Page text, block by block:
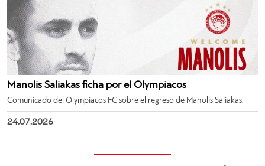
Manolis Saliakas ficha por el Olympiacos
Comunicado del Olympiacos FC sobre el regreso de Manolis Saliakas.
24.07.2026